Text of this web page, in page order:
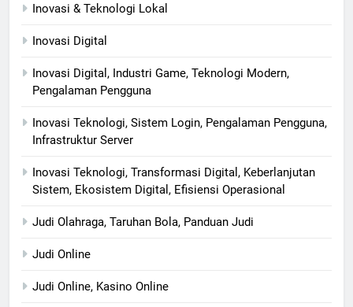
Inovasi & Teknologi Lokal
Inovasi Digital
Inovasi Digital, Industri Game, Teknologi Modern,
Pengalaman Pengguna
Inovasi Teknologi, Sistem Login, Pengalaman Pengguna,
Infrastruktur Server
Inovasi Teknologi, Transformasi Digital, Keberlanjutan
Sistem, Ekosistem Digital, Efisiensi Operasional
Judi Olahraga, Taruhan Bola, Panduan Judi
Judi Online
Judi Online, Kasino Online